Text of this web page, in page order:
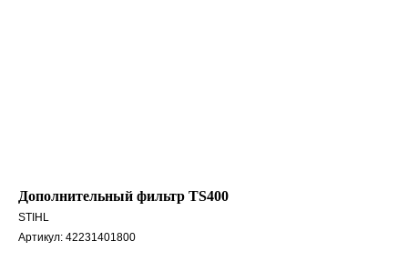
Дополнительный фильтр TS400
STIHL
Артикул: 42231401800